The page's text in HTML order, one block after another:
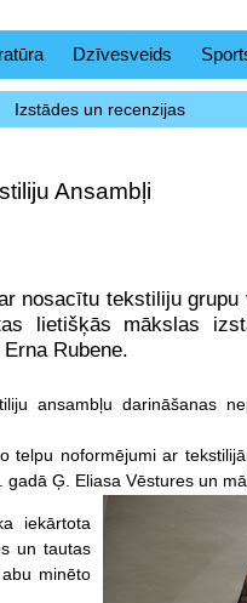
Dzīvesveids
Izstādes un recenzijas
Ansambļi
nosacītu tekstiliju
lietišķās mākslas
Rubene.
ansambļu darināšanas
noformējumi ar
Ģ. Eliasa Vēstures un
iekārtota
un tautas
minēto